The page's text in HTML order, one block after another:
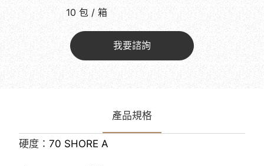
10 包 / 箱
我要諮詢
產品規格
硬度： 70 SHORE A